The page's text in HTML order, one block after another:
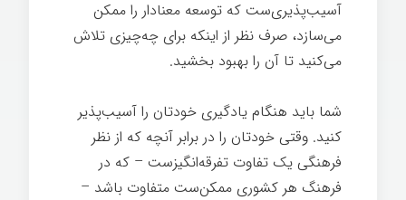
آسیب‌پذیری‌ست که توسعه معنادار را ممکن
می‌سازد، صرف نظر از اینکه برای چه‌چیزی تلاش
می‌کنید تا آن را بهبود بخشید.
شما باید هنگام یادگیری خودتان را آسیب‌پذیر
کنید. وقتی خودتان را در برابر آنچه که از نظر
فرهنگی یک تفاوت تفرقه‌انگیزست – که در
فرهنگ هر کشوری ممکن‌ست متفاوت باشد –